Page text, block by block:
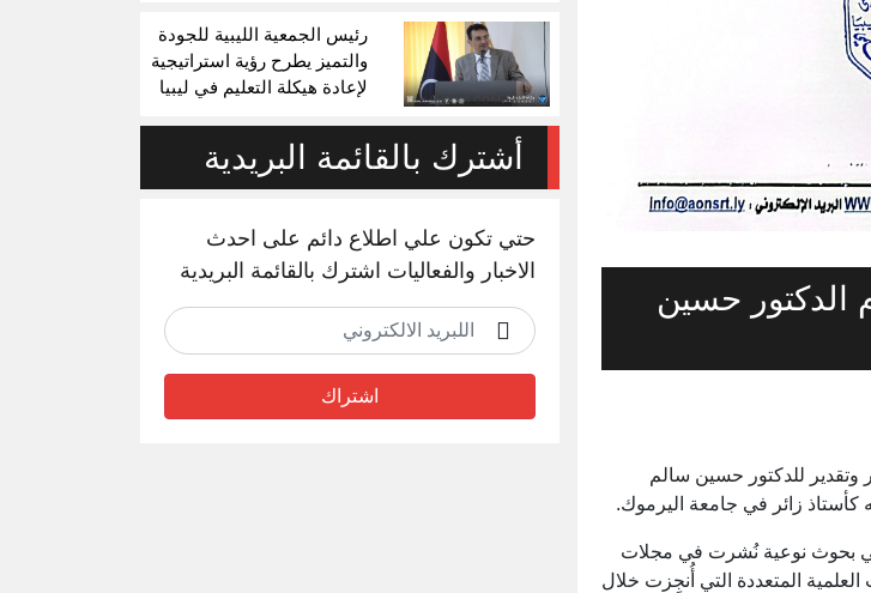
الدكتور حسين
وتقدير للدكتور حسين سالم
كأستاذ زائر في جامعة اليرموك.
في بحوث نوعية نُشرت في مجلات
المتعددة التي أُنجِزت خلال
رئيس الجمعية الليبية للجودة
والتميز يطرح رؤية استراتيجية
لإعادة هيكلة التعليم في ليبيا
أشترك بالقائمة البريدية
حتي تكون علي اطلاع دائم على احدث
الاخبار والفعاليات اشترك بالقائمة البريدية
اشتراك